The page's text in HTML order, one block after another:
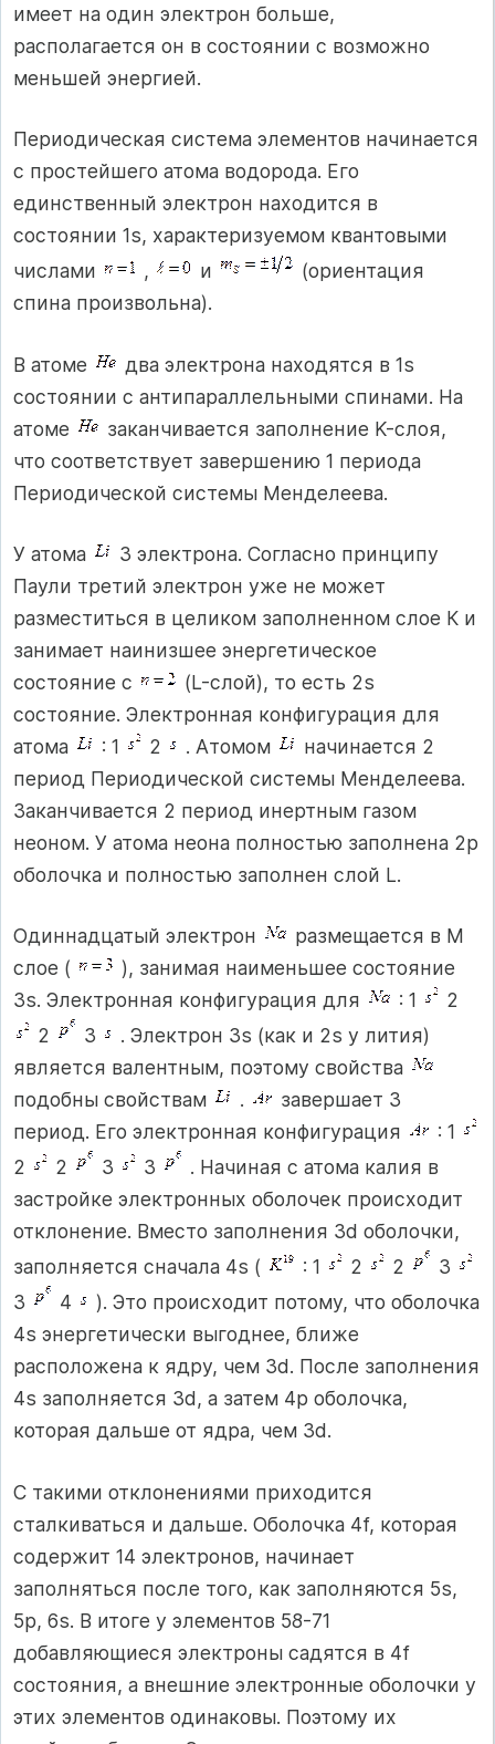
имеет на один электрон больше,
располагается он в состоянии с возможно
меньшей энергией.
Периодическая система элементов начинается
с простейшего атома водорода. Его
единственный электрон находится в
состоянии 1s, характеризуемом квантовыми
числами
, и
(ориентация
спина произвольна).
В атоме
два электрона находятся в 1s
состоянии с антипараллельными спинами. На
атоме
заканчивается заполнение K-слоя,
что соответствует завершению 1 периода
Периодической системы Менделеева.
У атома
3 электрона. Согласно принципу
Паули третий электрон уже не может
разместиться в целиком заполненном слое К и
занимает наинизшее энергетическое
состояние с
(L-слой), то есть 2s
состояние. Электронная конфигурация для
атома
: 1 2 . Атомом
начинается 2
период Периодической системы Менделеева.
Заканчивается 2 период инертным газом
неоном. У атома неона полностью заполнена 2p
оболочка и полностью заполнен слой L.
Одиннадцатый электрон
размещается в M
слое (
), занимая наименьшее состояние
3s. Электронная конфигурация для
: 1
2
2
3
. Электрон 3s (как и 2s у лития)
является валентным, поэтому свойства
подобны свойствам
.
завершает 3
период. Его электронная конфигурация
: 1
2
2 3 3
. Начиная с атома калия в
застройке электронных оболочек происходит
отклонение. Вместо заполнения 3d оболочки,
заполняется сначала 4s (
: 1 2 2
3
3
4
). Это происходит потому, что оболочка
4s энергетически выгоднее, ближе
расположена к ядру, чем 3d. После заполнения
4s заполняется 3d, а затем 4р оболочка,
которая дальше от ядра, чем 3d.
С такими отклонениями приходится
сталкиваться и дальше. Оболочка 4f, которая
содержит 14 электронов, начинает
заполняться после того, как заполняются 5s,
5p, 6s. В итоге у элементов 58-71
добавляющиеся электроны садятся в 4f
состояния, а внешние электронные оболочки у
этих элементов одинаковы. Поэтому их